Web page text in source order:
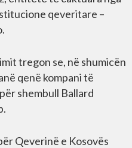
qeveritare –
tregon se, në shumicën
qenë kompani të
shembull Ballard
Qeverinë e Kosovës